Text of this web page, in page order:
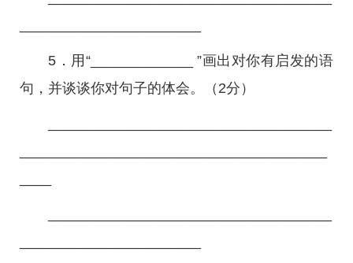
5．用“_____________ ”画出对你有启发的语
句，并谈谈你对句子的体会。（2分）